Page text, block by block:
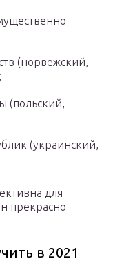
(норвежский,
(польский,
(украинский,
для
прекрасно
в 2021